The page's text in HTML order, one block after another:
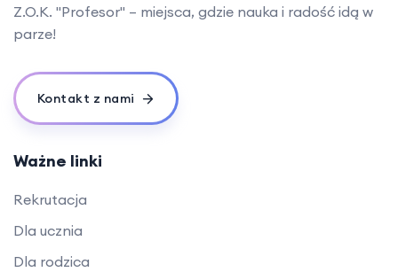
Z.O.K. "Profesor" – miejsca, gdzie nauka i radość idą w
parze!
Kontakt z nami
Ważne linki
Rekrutacja
Dla ucznia
Dla rodzica